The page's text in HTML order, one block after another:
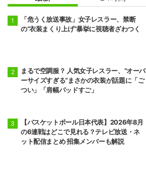
「危うく放送事故」女子レスラー、禁断
の“衣装まくり上げ”暴挙に視聴者ざわつく
まるで空調服？ 人気女子レスラー、“オーバ
ーサイズすぎる”まさかの衣装が話題に「ご
つい」「肩幅パッドすご」
【バスケットボール日本代表】2026年8月
の6連戦はどこで見れる？テレビ放送・ネ
ット配信まとめ 招集メンバーも解説